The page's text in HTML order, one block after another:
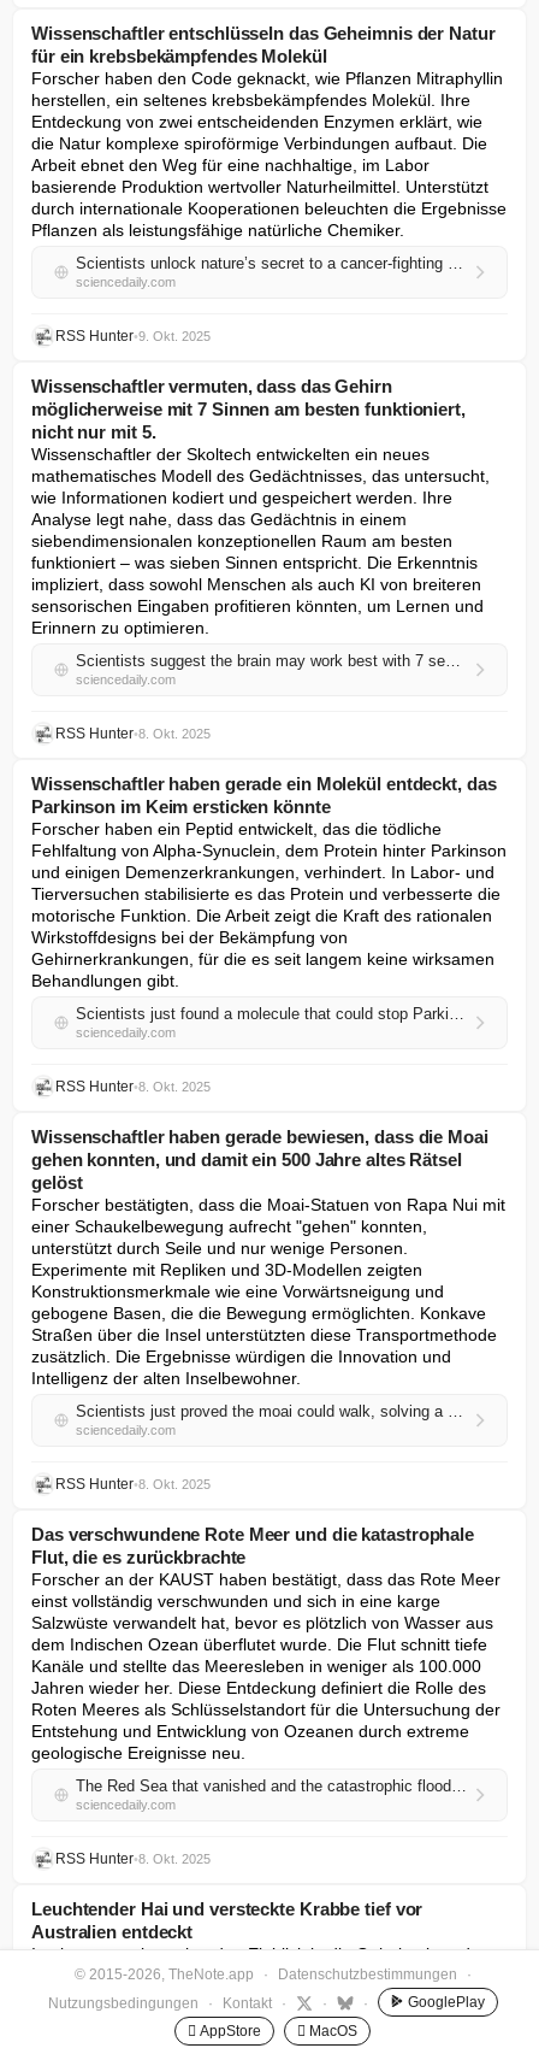
Wissenschaftler entschlüsseln das Geheimnis der Natur
für ein krebsbekämpfendes Molekül
Forscher haben den Code geknackt, wie Pflanzen Mitraphyllin
herstellen, ein seltenes krebsbekämpfendes Molekül. Ihre
Entdeckung von zwei entscheidenden Enzymen erklärt, wie
die Natur komplexe spiroförmige Verbindungen aufbaut. Die
Arbeit ebnet den Weg für eine nachhaltige, im Labor
basierende Produktion wertvoller Naturheilmittel. Unterstützt
durch internationale Kooperationen beleuchten die Ergebnisse
Pflanzen als leistungsfähige natürliche Chemiker.
Scientists unlock nature’s secret to a cancer-fighting molecule
sciencedaily.com
RSS Hunter•9. Okt. 2025
Wissenschaftler vermuten, dass das Gehirn
möglicherweise mit 7 Sinnen am besten funktioniert,
nicht nur mit 5.
Wissenschaftler der Skoltech entwickelten ein neues
mathematisches Modell des Gedächtnisses, das untersucht,
wie Informationen kodiert und gespeichert werden. Ihre
Analyse legt nahe, dass das Gedächtnis in einem
siebendimensionalen konzeptionellen Raum am besten
funktioniert – was sieben Sinnen entspricht. Die Erkenntnis
impliziert, dass sowohl Menschen als auch KI von breiteren
sensorischen Eingaben profitieren könnten, um Lernen und
Erinnern zu optimieren.
Scientists suggest the brain may work best with 7 senses, not just 5
sciencedaily.com
RSS Hunter•8. Okt. 2025
Wissenschaftler haben gerade ein Molekül entdeckt, das
Parkinson im Keim ersticken könnte
Forscher haben ein Peptid entwickelt, das die tödliche
Fehlfaltung von Alpha-Synuclein, dem Protein hinter Parkinson
und einigen Demenzerkrankungen, verhindert. In Labor- und
Tierversuchen stabilisierte es das Protein und verbesserte die
motorische Funktion. Die Arbeit zeigt die Kraft des rationalen
Wirkstoffdesigns bei der Bekämpfung von
Gehirnerkrankungen, für die es seit langem keine wirksamen
Behandlungen gibt.
Scientists just found a molecule that could stop Parkinson’s in its tracks
sciencedaily.com
RSS Hunter•8. Okt. 2025
Wissenschaftler haben gerade bewiesen, dass die Moai
gehen konnten, und damit ein 500 Jahre altes Rätsel
gelöst
Forscher bestätigten, dass die Moai-Statuen von Rapa Nui mit
einer Schaukelbewegung aufrecht "gehen" konnten,
unterstützt durch Seile und nur wenige Personen.
Experimente mit Repliken und 3D-Modellen zeigten
Konstruktionsmerkmale wie eine Vorwärtsneigung und
gebogene Basen, die die Bewegung ermöglichten. Konkave
Straßen über die Insel unterstützten diese Transportmethode
zusätzlich. Die Ergebnisse würdigen die Innovation und
Intelligenz der alten Inselbewohner.
Scientists just proved the moai could walk, solving a 500-year mystery
sciencedaily.com
RSS Hunter•8. Okt. 2025
Das verschwundene Rote Meer und die katastrophale
Flut, die es zurückbrachte
Forscher an der KAUST haben bestätigt, dass das Rote Meer
einst vollständig verschwunden und sich in eine karge
Salzwüste verwandelt hat, bevor es plötzlich von Wasser aus
dem Indischen Ozean überflutet wurde. Die Flut schnitt tiefe
Kanäle und stellte das Meeresleben in weniger als 100.000
Jahren wieder her. Diese Entdeckung definiert die Rolle des
Roten Meeres als Schlüsselstandort für die Untersuchung der
Entstehung und Entwicklung von Ozeanen durch extreme
geologische Ereignisse neu.
The Red Sea that vanished and the catastrophic flood that brought it back
sciencedaily.com
RSS Hunter•8. Okt. 2025
Leuchtender Hai und versteckte Krabbe tief vor
Australien entdeckt
In einem atemberaubenden Einblick in die Geheimnisse der
Tiefsee haben Wissenschaftler vor Westaustralien zwei neue
Meeresarten entdeckt – einen leuchtenden Laternenhai und
eine winzige Porzellankrabbe. Die Entdeckungen, die anhand
von Exemplaren gemacht wurden, die während einer CSIRO-
© 2015-2026, TheNote.app · Datenschutzbestimmungen
·
Nutzungsbedingungen
· Kontakt · · ·
GooglePlay
 AppStore
 MacOS